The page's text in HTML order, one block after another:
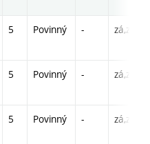
5 Povinný - zá,zk
5 Povinný - zá,zk
5 Povinný - zá,zk